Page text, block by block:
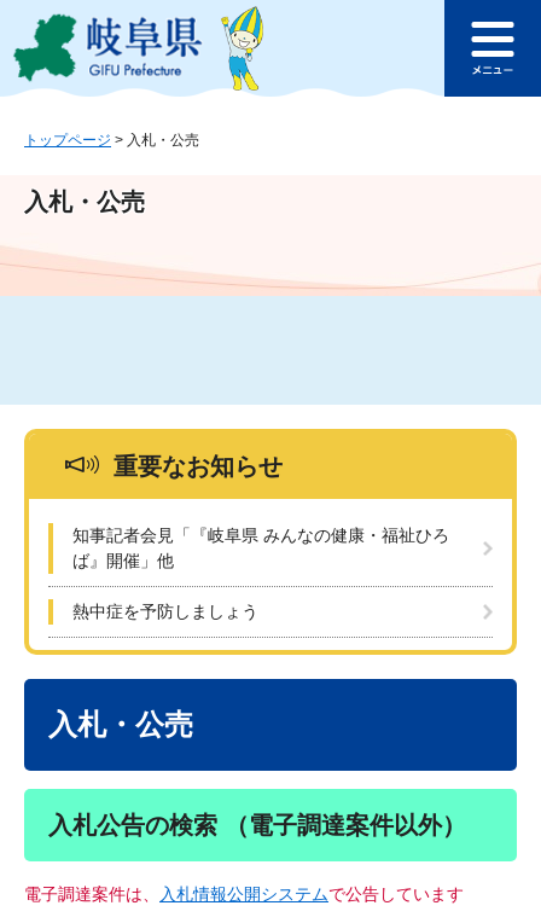
ジ
ュ
文
このページの本文へ
ュ
トップページ > 入札・公売
入札・公売
重要なお知らせ
知事記者会見「『岐阜県 みんなの健康・福祉ひろ
ば』開催」他
熱中症を予防しましょう
入札・公売
入札公告の検索 （電子調達案件以外）
電子調達案件は、 入札情報公開システムで公告しています